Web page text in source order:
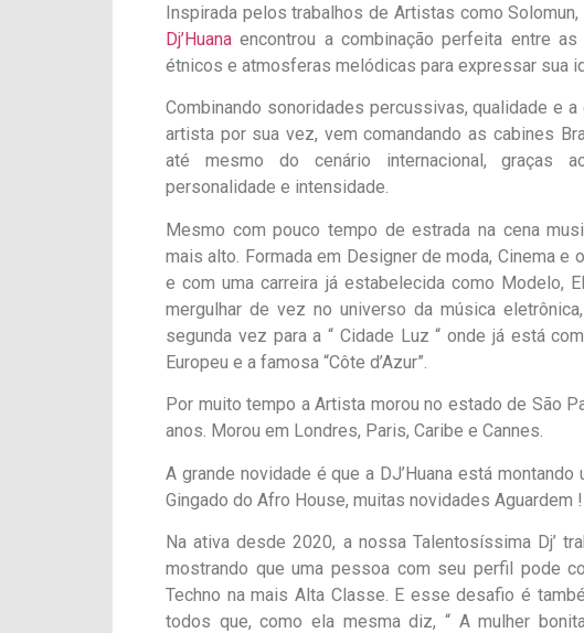
Inspirada pelos trabalhos de Artistas como
Dj’Huanaencontrou a combinação perfeita entre
étnicos e atmosferas melódicas para expressar sua
Combinando sonoridades percussivas, qualidade e
artista por sua vez, vem comandando as cabines
até mesmo do cenário internacional, graças
personalidade e intensidade.
Mesmo com pouco tempo de estrada na cena
mais alto. Formada em Designer de moda, Cinema
e com uma carreira já estabelecida como Modelo,
mergulhar de vez no universo da música
segunda vez para a “ Cidade Luz “ onde já está
Europeu e a famosa “Côte d’Azur”.
Por muito tempo a Artista morou no estado de São
anos. Morou em Londres, Paris, Caribe e Cannes.
A grande novidade é que a DJ’Huana está
Gingado do Afro House, muitas novidades Aguardem
Na ativa desde 2020, a nossa Talentosíssima Dj’
mostrando que uma pessoa com seu perfil pode
Techno na mais Alta Classe. E esse desafio é
todos que, como ela mesma diz, “ A mulher